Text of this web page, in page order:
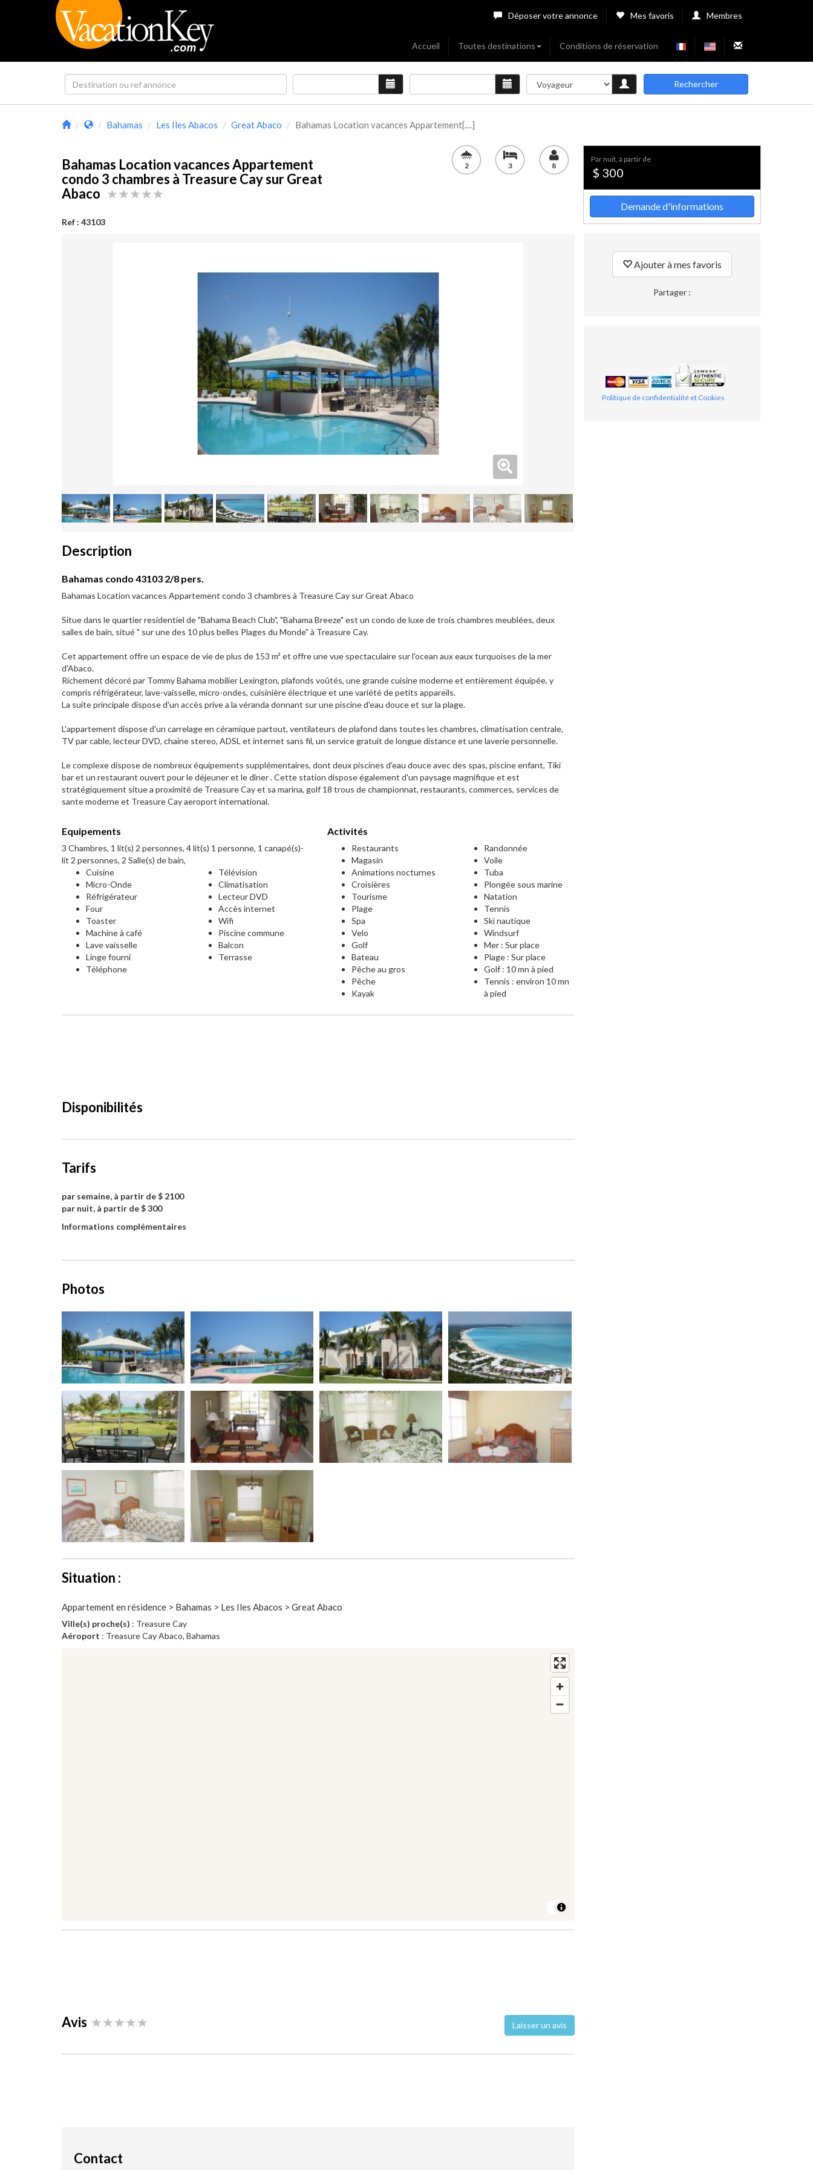
Déposer votre annonce Mes favoris Membres
Accueil Toutes destinations Conditions de réservation
Rechercher
Bahamas Les Iles Abacos Great Abaco Bahamas Location vacances Appartement[....]
Bahamas Location vacances Appartement
condo 3 chambres à Treasure Cay sur Great
Abaco
Ref : 43103
2 3 8
Description
Bahamas condo 43103 2/8 pers.
Bahamas Location vacances Appartement condo 3 chambres à Treasure Cay sur Great Abaco
Situe dans le quartier residentiel de "Bahama Beach Club", "Bahama Breeze" est un condo de luxe de trois chambres meublées, deux
salles de bain, situé " sur une des 10 plus belles Plages du Monde" à Treasure Cay.
Cet appartement offre un espace de vie de plus de 153 m² et offre une vue spectaculaire sur l'ocean aux eaux turquoises de la mer
d'Abaco.
Richement décoré par Tommy Bahama mobilier Lexington, plafonds voûtés, une grande cuisine moderne et entièrement équipée, y
compris réfrigérateur, lave-vaisselle, micro-ondes, cuisinière électrique et une variété de petits appareils.
La suite principale dispose d'un accès prive a la véranda donnant sur une piscine d'eau douce et sur la plage.
L'appartement dispose d'un carrelage en céramique partout, ventilateurs de plafond dans toutes les chambres, climatisation centrale,
TV par cable, lecteur DVD, chaine stereo, ADSL et internet sans fil, un service gratuit de longue distance et une laverie personnelle.
Le complexe dispose de nombreux équipements supplémentaires, dont deux piscines d'eau douce avec des spas, piscine enfant, Tiki
bar et un restaurant ouvert pour le déjeuner et le dîner . Cette station dispose également d'un paysage magnifique et est
stratégiquement situe a proximité de Treasure Cay et sa marina, golf 18 trous de championnat, restaurants, commerces, services de
sante moderne et Treasure Cay aeroport international.
Equipements
3 Chambres, 1 lit(s) 2 personnes, 4 lit(s) 1 personne, 1 canapé(s)-
lit 2 personnes, 2 Salle(s) de bain,
Cuisine
Micro-Onde
Réfrigérateur
Four
Toaster
Machine à café
Lave vaisselle
Linge fourni
Téléphone
Télévision
Climatisation
Lecteur DVD
Accès internet
Wifi
Piscine commune
Balcon
Terrasse
Activités
Restaurants
Magasin
Animations nocturnes
Croisières
Tourisme
Plage
Spa
Velo
Golf
Bateau
Pêche au gros
Pêche
Kayak
Randonnée
Voile
Tuba
Plongée sous marine
Natation
Tennis
Ski nautique
Windsurf
Mer : Sur place
Plage : Sur place
Golf : 10 mn à pied
Tennis : environ 10 mn
à pied
Disponibilités
Tarifs
par semaine, à partir de $ 2100
par nuit, à partir de $ 300
Informations complémentaires
Photos
Situation :
Appartement en résidence > Bahamas > Les Iles Abacos > Great Abaco
Ville(s) proche(s) : Treasure Cay
Aéroport : Treasure Cay Abaco, Bahamas
Avis Laisser un avis
Contact
par nuit, à partir de
$ 300
Demande d'informations
Ajouter à mes favoris
Partager :
Politique de confidentialité et Cookies